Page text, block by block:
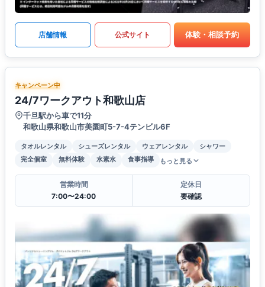
店舗情報 公式サイト 体験・相談予約
キャンペーン中
24/7ワークアウト和歌山店
千旦駅から車で11分
和歌山県和歌山市美園町5-7-4テンビル6F
タオルレンタル シューズレンタル ウェアレンタル
シャワー
完全個室
無料体験 水素水 食事指導 もっと見る
営業時間
7:00〜24:00
定休日
要確認